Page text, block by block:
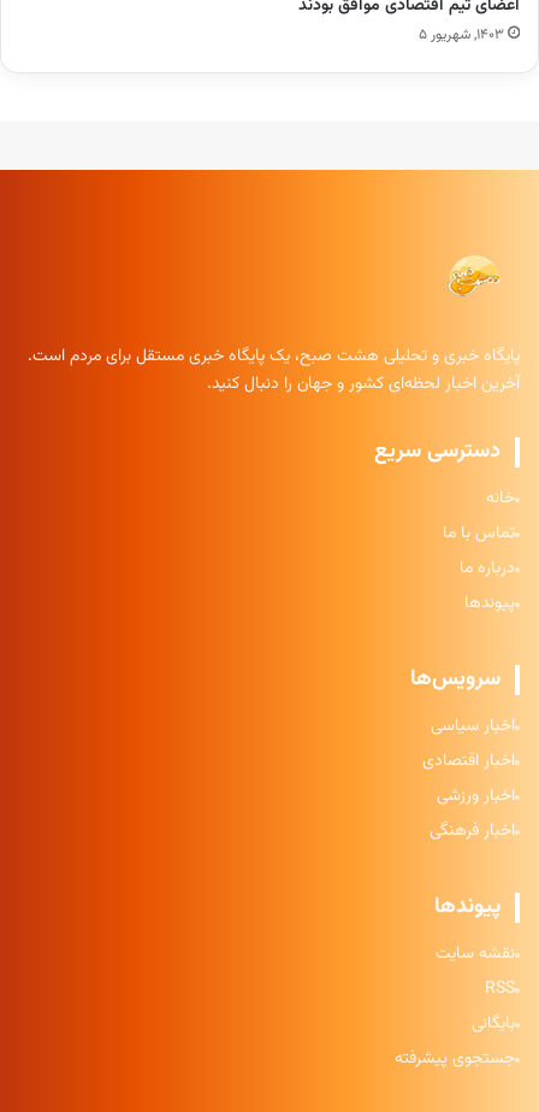
اعضای تیم اقتصادی موافق بودند
۱۴۰۳, شهریور ۵
پایگاه خبری و تحلیلی هشت صبح، یک پایگاه خبری مستقل برای مردم است.
آخرین اخبار لحظه‌ای کشور و جهان را دنبال کنید.
دسترسی سریع
خانه
تماس با ما
درباره ما
پیوندها
سرویس‌ها
اخبار سیاسی
اخبار اقتصادی
اخبار ورزشی
اخبار فرهنگی
پیوندها
نقشه سایت
RSS
بایگانی
جستجوی پیشرفته